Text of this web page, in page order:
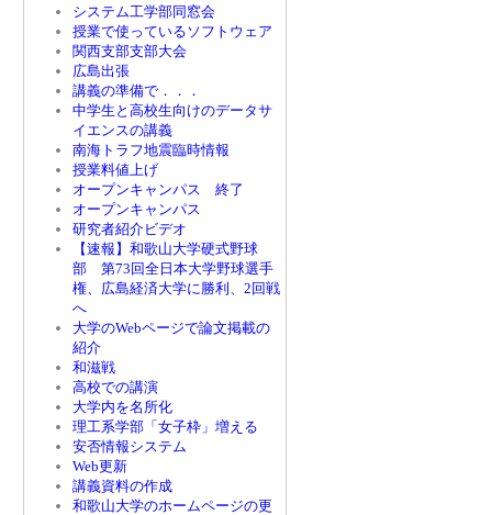
システム工学部同窓会
授業で使っているソフトウェア
関西支部支部大会
広島出張
講義の準備で．．．
中学生と高校生向けのデータサ
イエンスの講義
南海トラフ地震臨時情報
授業料値上げ
オープンキャンパス 終了
オープンキャンパス
研究者紹介ビデオ
【速報】和歌山大学硬式野球
部 第73回全日本大学野球選手
権、広島経済大学に勝利、2回戦
へ
大学のWebページで論文掲載の
紹介
和滋戦
高校での講演
大学内を名所化
理工系学部「女子枠」増える
安否情報システム
Web更新
講義資料の作成
和歌山大学のホームページの更